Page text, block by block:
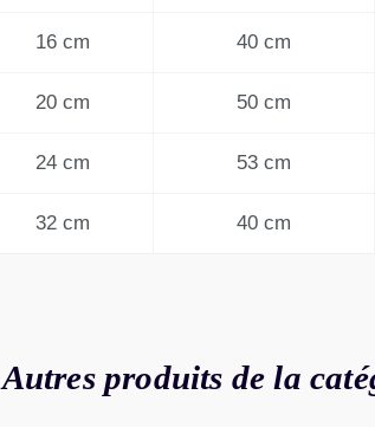
16 cm 40 cm
20 cm 50 cm
24 cm 53 cm
32 cm 40 cm
Autres produits de la